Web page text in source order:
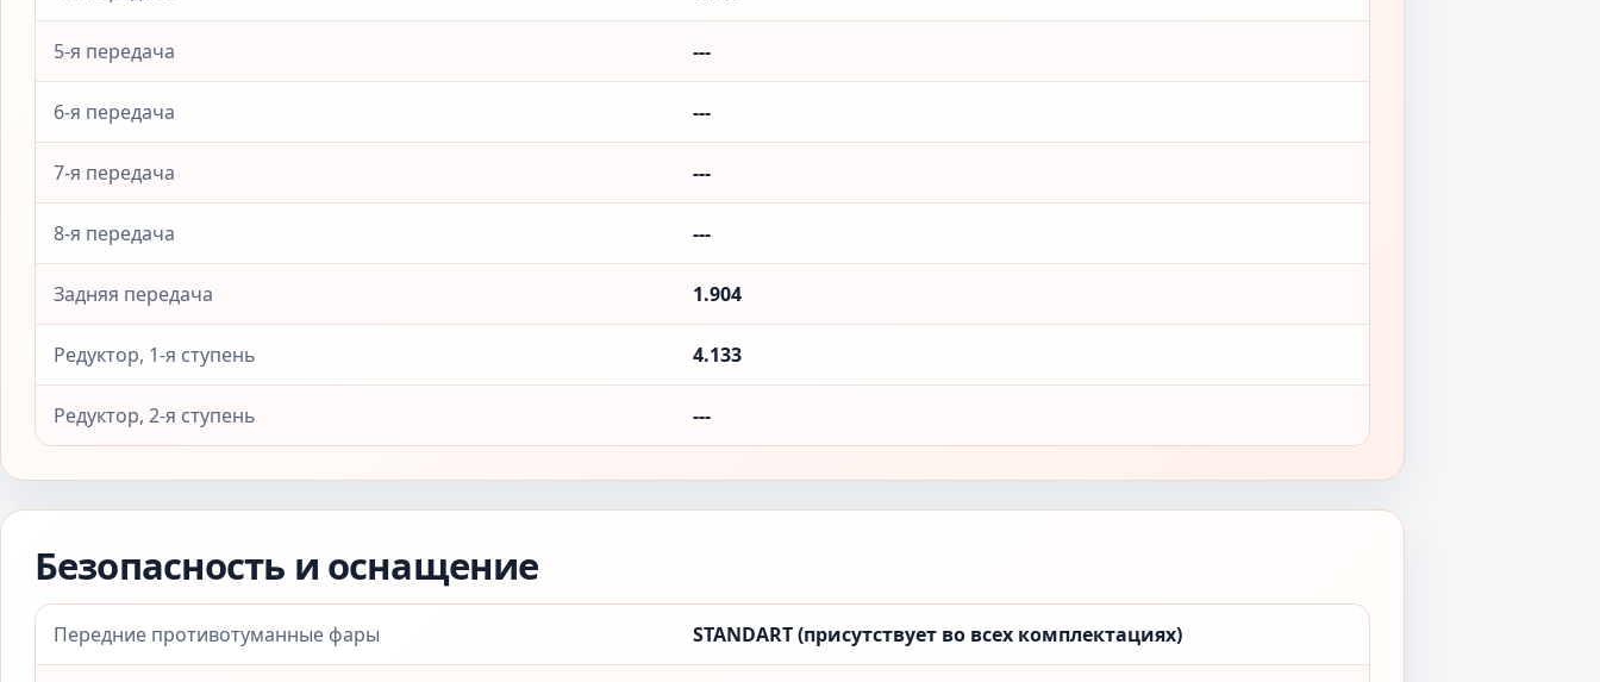
5-я передача ---
6-я передача ---
7-я передача ---
8-я передача ---
Задняя передача 1.904
Редуктор, 1-я ступень 4.133
Редуктор, 2-я ступень ---
Безопасность и оснащение
Передние противотуманные фары STANDART (присутствует во всех комплектациях)